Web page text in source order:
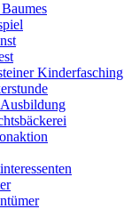
Kinderfasching